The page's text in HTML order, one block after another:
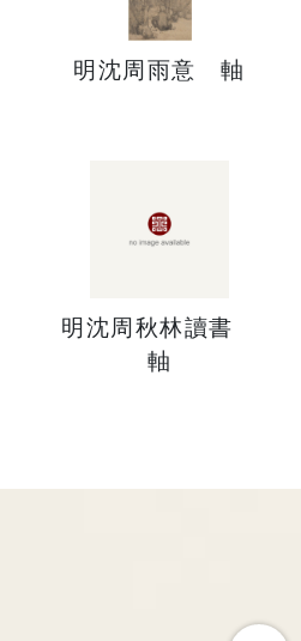
明沈周雨意 軸
明沈周秋林讀書
軸